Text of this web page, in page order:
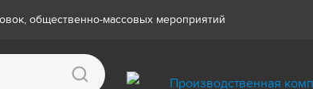
общественно-массовых мероприятий